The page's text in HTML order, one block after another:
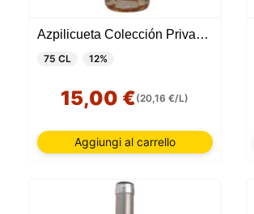
Azpilicueta Colección Privada 2023
75 CL 12%
15,00 €(20,16 €/L)
Aggiungi al carrello